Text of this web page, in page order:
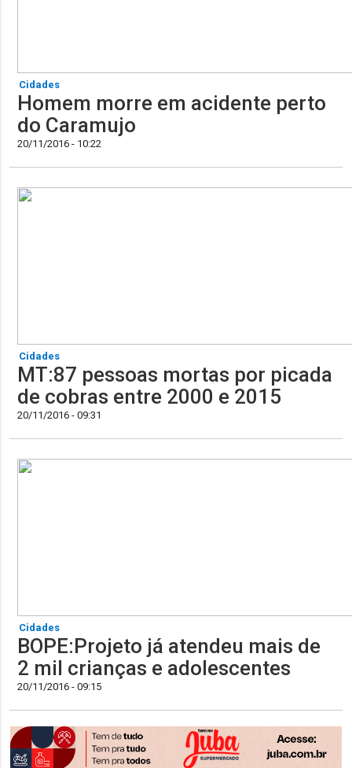
Cidades
Homem morre em acidente perto
do Caramujo
20/11/2016 - 10:22
Cidades
MT:87 pessoas mortas por picada
de cobras entre 2000 e 2015
20/11/2016 - 09:31
Cidades
BOPE:Projeto já atendeu mais de
2 mil crianças e adolescentes
20/11/2016 - 09:15